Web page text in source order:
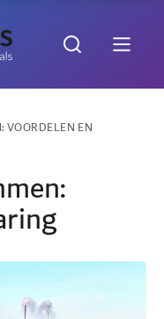
VOORDELEN EN